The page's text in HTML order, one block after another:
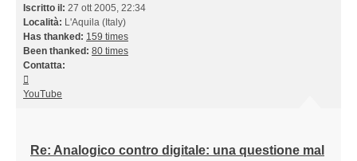
Iscritto il: 27 ott 2005, 22:34
Località: L'Aquila (Italy)
Has thanked: 159 times
Been thanked: 80 times
Contatta:
UnixMan
YouTube
Re: Analogico contro digitale: una questione mal